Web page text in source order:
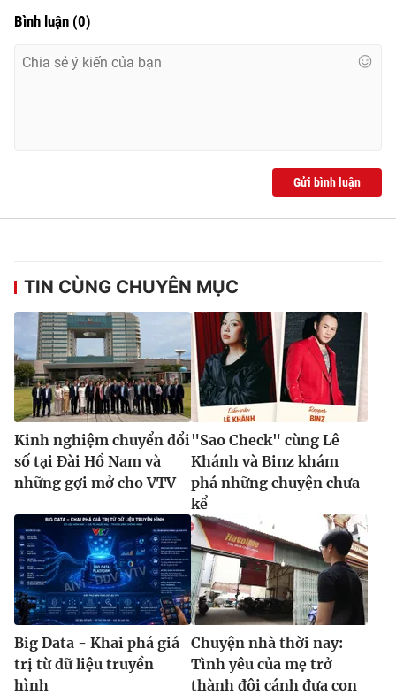
Theo dõi báo trên
Cơ quan báo chí: Thời báo VTV
Giấy phép hoạt động báo in và báo điện tử số 483/GP-BTTTT
cấp ngày 29/12/2023
Tổng Biên tập:Vũ Thanh Thủy
Phó Tổng Biên tập:Nguyễn Thị Mỹ Hạnh, Phạm Quốc Thắng,
Nguyễn Trọng Ninh
Tổng đài VTV:
024.38 355 931 - 024.38 355 932
Ðiện thoại Thời báo VTV: 024.66 897 897
Email:toasoan@vtv.vn
024-7300.7108
Bình luận (0)
Gửi bình luận
TIN CÙNG CHUYÊN MỤC
Kinh nghiệm chuyển đổi
số tại Đài Hồ Nam và
những gợi mở cho VTV
"Sao Check" cùng Lê
Khánh và Binz khám
phá những chuyện chưa
kể
Big Data - Khai phá giá
trị từ dữ liệu truyền
hình
Chuyện nhà thời nay:
Tình yêu của mẹ trở
thành đôi cánh đưa con